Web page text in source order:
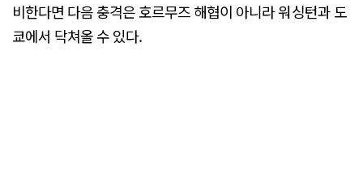
비한다면 다음 충격은 호르무즈 해협이 아니라 워싱턴과 도
쿄에서 닥쳐올 수 있다.